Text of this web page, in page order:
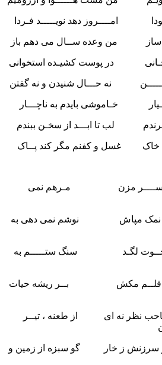
دهد نویـــــد فـردا
ساز من وعده ســال می دهم باز
جـانی در پوست کشیـده استخوانی
نه حـــال شنیدن و نه گفتن
خـاموشی بایدم به ناچـــار
برندم لب تا ابـــد از سخـن ببندم
تیره خاک غسل و کفنم مگر کند پــاک
به ســــر مزن مـرهم نمی
نمک مپاش نوشم نمی دهی به
به نخــوت لگـد سنگ ستـــــم به
قلــم مکش بــر ریشه حیات
نظر نه ای از طعنه ، تیــر
و سرزنش ز خار گو سبزه از زمین و